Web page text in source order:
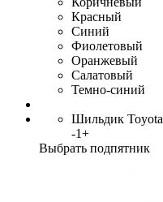
Красный
Синий
Фиолетовый
Оранжевый
Салатовый
Темно-синий
Шильдик Toyota
-1+
Выбрать подпятник